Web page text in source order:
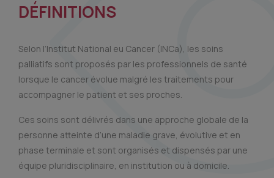
DÉFINITIONS
Selon l’Institut National eu Cancer (INCa), les soins
palliatifs sont proposés par les professionnels de santé
lorsque le cancer évolue malgré les traitements pour
accompagner le patient et ses proches.
Ces soins sont délivrés dans une approche globale de la
personne atteinte d’une maladie grave, évolutive et en
phase terminale et sont organisés et dispensés par une
équipe pluridisciplinaire, en institution ou à domicile.